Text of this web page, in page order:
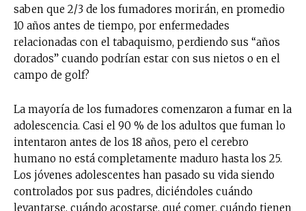
saben que 2/3 de los fumadores morirán, en promedio
10 años antes de tiempo, por enfermedades
relacionadas con el tabaquismo, perdiendo sus “años
dorados” cuando podrían estar con sus nietos o en el
campo de golf?
La mayoría de los fumadores comenzaron a fumar en la
adolescencia. Casi el 90 % de los adultos que fuman lo
intentaron antes de los 18 años, pero el cerebro
humano no está completamente maduro hasta los 25.
Los jóvenes adolescentes han pasado su vida siendo
controlados por sus padres, diciéndoles cuándo
levantarse, cuándo acostarse, qué comer, cuándo tienen